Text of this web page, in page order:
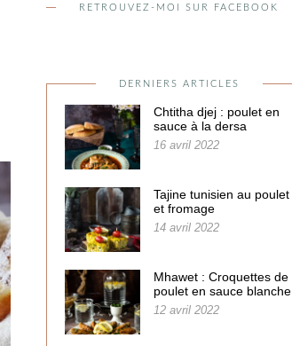
RETROUVEZ-MOI SUR FACEBOOK
DERNIERS ARTICLES
Chtitha djej : poulet en
sauce à la dersa
16 avril 2022
Tajine tunisien au poulet
et fromage
14 avril 2022
Mhawet : Croquettes de
poulet en sauce blanche
12 avril 2022